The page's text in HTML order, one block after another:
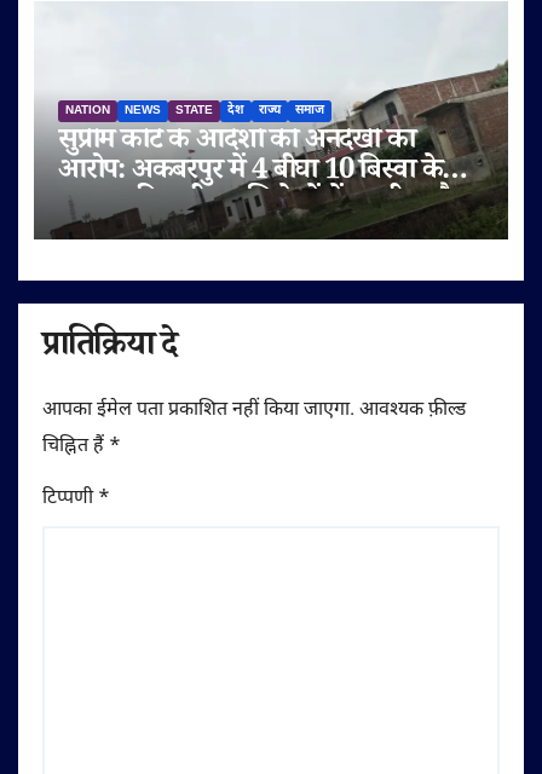
NATION NEWS STATE देश राज्य समाज
सुप्रीम कोर्ट के आदेशों की अनदेखी का
आरोप: अकबरपुर में 4 बीघा 10 बिस्वा के
तालाब की जमीन अभिलेखों में बदली, अवैध
प्लॉटिंग का भी दावा
प्रातिक्रिया दे
आपका ईमेल पता प्रकाशित नहीं किया जाएगा. आवश्यक फ़ील्ड
चिह्नित हैं *
टिप्पणी*